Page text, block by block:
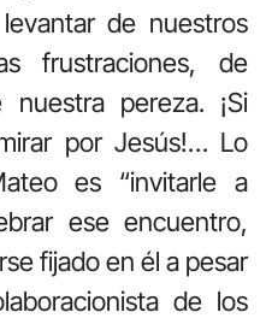
de nuestros
frustraciones, de
nuestra pereza. ¡Si
por Jesús!… Lo
es “invitarle a
ese encuentro,
fijado en él a pesar
de los